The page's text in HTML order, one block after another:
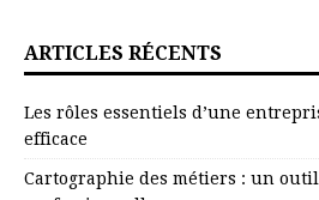
ARTICLES RÉCENTS
Les rôles essentiels d’une
efficace
Cartographie des métiers : un